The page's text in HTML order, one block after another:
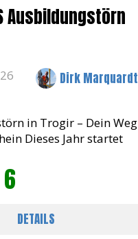
Ausbildungstörn
Dirk Marquardt
in Trogir – Dein Weg
Dieses Jahr startet
und den
See) in
6
DETAILS